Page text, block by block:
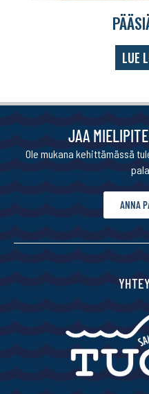
LUE
JAA
Ole mukana kehittämässä
ANNA